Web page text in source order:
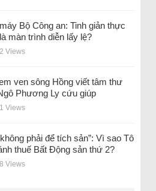
Bộ Công an: Tinh giản thực
màn trình diễn lấy lệ?
Views
ven sông Hồng viết tâm thư
Phương Ly cứu giúp
Views
phải để tích sản”: Vì sao Tô
thuế Bất Động sản thứ 2?
Views